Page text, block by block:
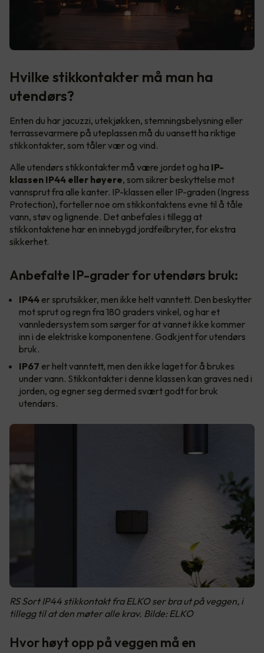
Hvilke stikkontakter må man ha
utendørs?
Enten du har jacuzzi, utekjøkken, stemningsbelysning eller
terrassevarmere på uteplassen må du uansett ha riktige
stikkontakter, som tåler vær og vind.
Alle utendørs stikkontakter må være jordet og ha IP-
klassen IP44 eller høyere, som sikrer beskyttelse mot
vannsprut fra alle kanter. IP-klassen eller IP-graden (Ingress
Protection), forteller noe om stikkontaktens evne til å tåle
vann, støv og lignende. Det anbefales i tillegg at
stikkontaktene har en innebygd jordfeilbryter, for ekstra
sikkerhet.
Anbefalte IP-grader for utendørs bruk:
IP44 er sprutsikker, men ikke helt vanntett. Den beskytter
mot sprut og regn fra 180 graders vinkel, og har et
vannledersystem som sørger for at vannet ikke kommer
inn i de elektriske komponentene. Godkjent for utendørs
bruk.
IP67 er helt vanntett, men den ikke laget for å brukes
under vann. Stikkontakter i denne klassen kan graves ned i
jorden, og egner seg dermed svært godt for bruk
utendørs.
RS Sort IP44 stikkontakt fra ELKO ser bra ut på veggen, i
tillegg til at den møter alle krav. Bilde: ELKO
Hvor høyt opp på veggen må en